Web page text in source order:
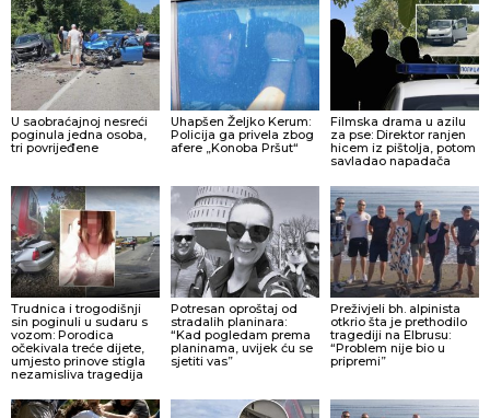
U saobraćajnoj nesreći
poginula jedna osoba,
tri povrijeđene
Uhapšen Željko Kerum:
Policija ga privela zbog
afere „Konoba Pršut“
Filmska drama u azilu
za pse: Direktor ranjen
hicem iz pištolja, potom
savladao napadača
Trudnica i trogodišnji
sin poginuli u sudaru s
vozom: Porodica
očekivala treće dijete,
umjesto prinove stigla
nezamisliva tragedija
Potresan oproštaj od
stradalih planinara:
“Kad pogledam prema
planinama, uvijek ću se
sjetiti vas”
Preživjeli bh. alpinista
otkrio šta je prethodilo
tragediji na Elbrusu:
“Problem nije bio u
pripremi”